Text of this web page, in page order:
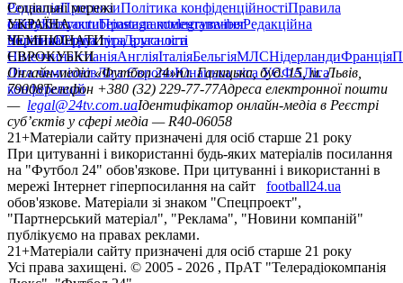
РедакціяПрогнозиПолітика конфіденційностіПравила
сайтуКонтактиПравила коментуванняРедакційна
політикаСтруктура власності
Соціальні мережі
facebookxyoutubeinstagramtelegramviber
УКРАЇНА
УкраїнаПерша лігаДруга ліга
ЧЕМПІОНАТИ
НімеччинаІспаніяАнгліяІталіяБельгіяМЛСНідерландиФранція
ЄВРОКУБКИ
Ліга чемпіонівЛіга ЄвропиЮнацька ліга УЄФАЛіга
конференцій
Онлайн-медіа «Футбол 24»пл. Галицька, буд. 15, м. Львів,
79008Телефон +380 (32) 229-77-77Адреса електронної пошти
— legal@24tv.com.uaІдентифікатор онлайн-медіа в Реєстрі
суб’єктів у сфері медіа — R40-06058
21+Матеріали сайту призначені для осіб старше 21 року
При цитуванні і використанні будь-яких матеріалів посилання
на "Футбол 24" обов'язкове. При цитуванні і використанні в
мережі Інтернет гіперпосилання на сайт
football24.ua
обов'язкове. Матеріали зі знаком "Спецпроект",
"Партнерський матеріал", "Реклама", "Новини компаній"
публікуємо на правах реклами.
21+Матеріали сайту призначені для осіб старше 21 року
Усi права захищенi. © 2005 - 2026 , ПрАТ "Телерадіокомпанія